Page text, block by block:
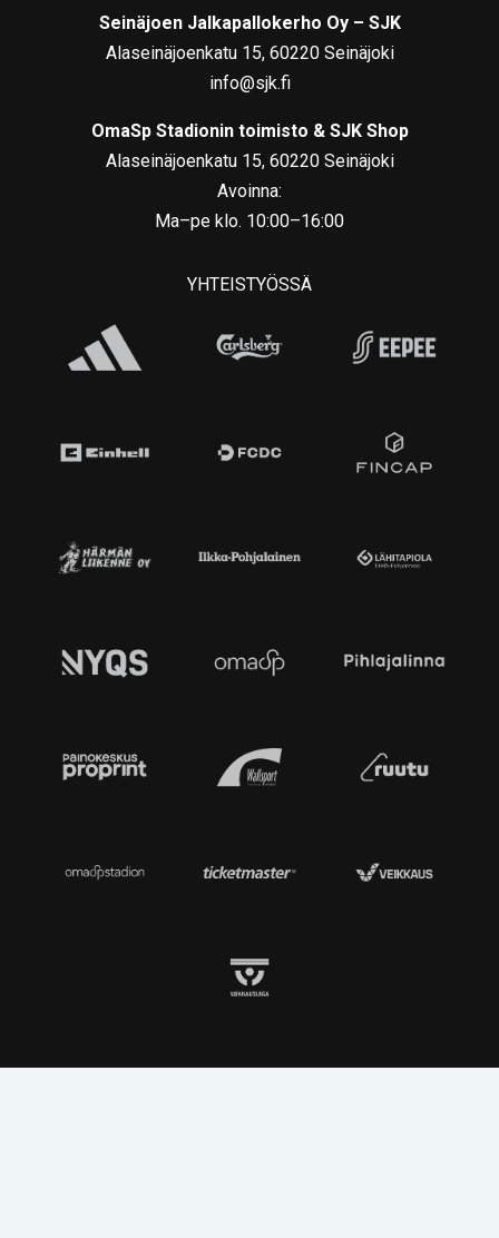
Seinäjoen Jalkapallokerho Oy – SJK
Alaseinäjoenkatu 15, 60220 Seinäjoki
info@sjk.fi
OmaSp Stadionin toimisto & SJK Shop
Alaseinäjoenkatu 15, 60220 Seinäjoki
Avoinna:
Ma–pe klo. 10:00–16:00
YHTEISTYÖSSÄ